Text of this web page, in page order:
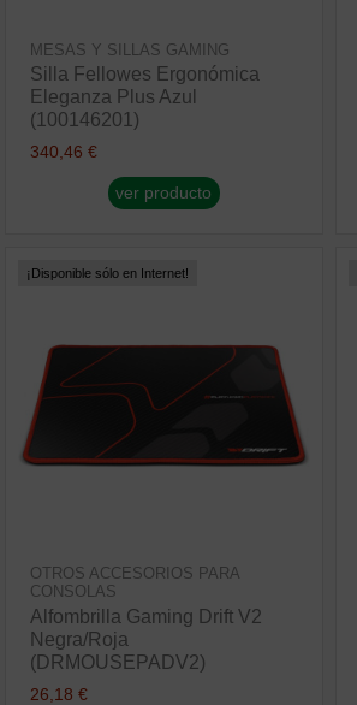
MESAS Y SILLAS GAMING
Silla Fellowes Ergonómica
Eleganza Plus Azul
(100146201)
340,46 €
ver producto
¡Disponible sólo en Internet!
OTROS ACCESORIOS PARA
CONSOLAS
Alfombrilla Gaming Drift V2
Negra/Roja
(DRMOUSEPADV2)
26,18 €